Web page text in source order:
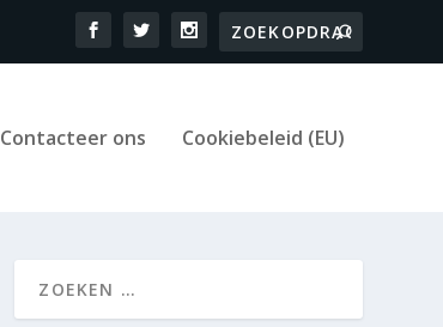
Contacteer ons Cookiebeleid (EU)